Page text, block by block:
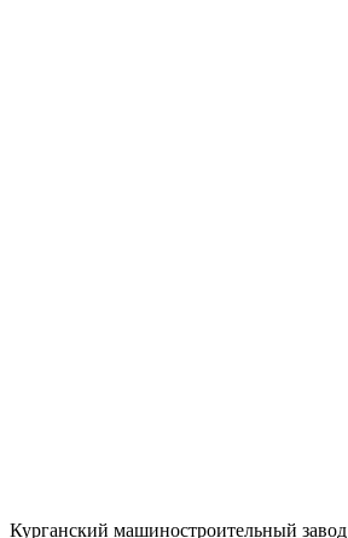
Курганский машиностроительный завод